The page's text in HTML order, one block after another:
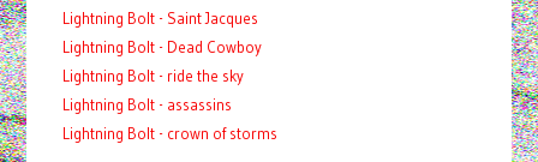
Lightning Bolt - Saint Jacques
Lightning Bolt - Dead Cowboy
Lightning Bolt - ride the sky
Lightning Bolt - assassins
Lightning Bolt - crown of storms